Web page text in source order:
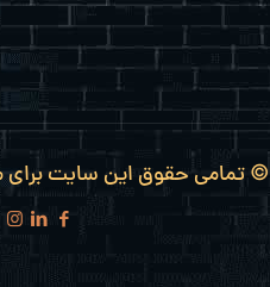
© تمامی حقوق این سایت